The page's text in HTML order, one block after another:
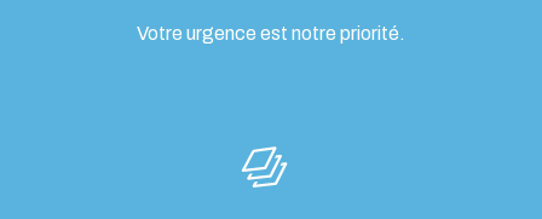
Votre urgence est notre priorité.